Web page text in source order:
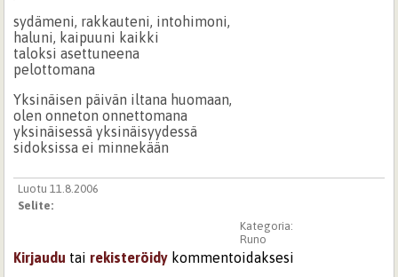
sydämeni, rakkauteni, intohimoni,
haluni, kaipuuni kaikki
taloksi asettuneena
pelottomana
Yksinäisen päivän iltana huomaan,
olen onneton onnettomana
yksinäisessä yksinäisyydessä
sidoksissa ei minnekään
Luotu 11.8.2006
Selite:
Kategoria:
Runo
Kirjaudu tai rekisteröidy kommentoidaksesi